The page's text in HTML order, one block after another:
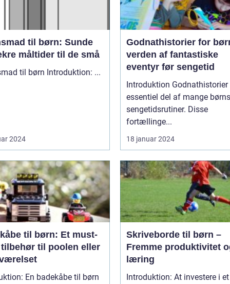
til børn: Sunde
måltider til de små
Aftensmad til børn Introduktion: ...
2024
Godnathistorier for
verden af fantastiske
eventyr før sengetid
Introduktion Godnathistorier er en
essentiel del af mange børns
sengetidsrutiner. Disse
fortællinge...
18 januar 2024
til børn: Et must-
til poolen eller
En badekåbe til børn
Skriveborde til børn –
Fremme produktivitet
læring
Introduktion: At investere i et